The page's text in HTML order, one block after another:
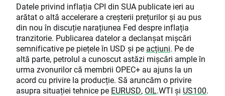
Datele privind inflația CPI din SUA publicate ieri au
arătat o altă accelerare a creșterii prețurilor și au pus
din nou în discuție narațiunea Fed despre inflația
tranzitorie. Publicarea datelor a declanșat mișcări
semnificative pe piețele în USD și pe acțiuni. Pe de
altă parte, petrolul a cunoscut astăzi mișcări ample în
urma zvonurilor că membrii OPEC+ au ajuns la un
acord cu privire la producție. Să aruncăm o privire
asupra situației tehnice pe EURUSD, OIL.WTI și US100.